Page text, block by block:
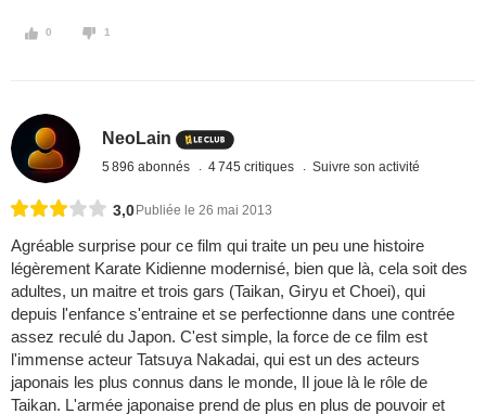
0 1
NeoLain
5 896 abonnés 4 745 critiques Suivre son activité
3,0 Publiée le 26 mai 2013
Agréable surprise pour ce film qui traite un peu une histoire
légèrement Karate Kidienne modernisé, bien que là, cela soit des
adultes, un maitre et trois gars (Taikan, Giryu et Choei), qui
depuis l'enfance s'entraine et se perfectionne dans une contrée
assez reculé du Japon. C'est simple, la force de ce film est
l'immense acteur Tatsuya Nakadai, qui est un des acteurs
japonais les plus connus dans le monde, Il joue là le rôle de
Taikan. L'armée japonaise prend de plus en plus de pouvoir et